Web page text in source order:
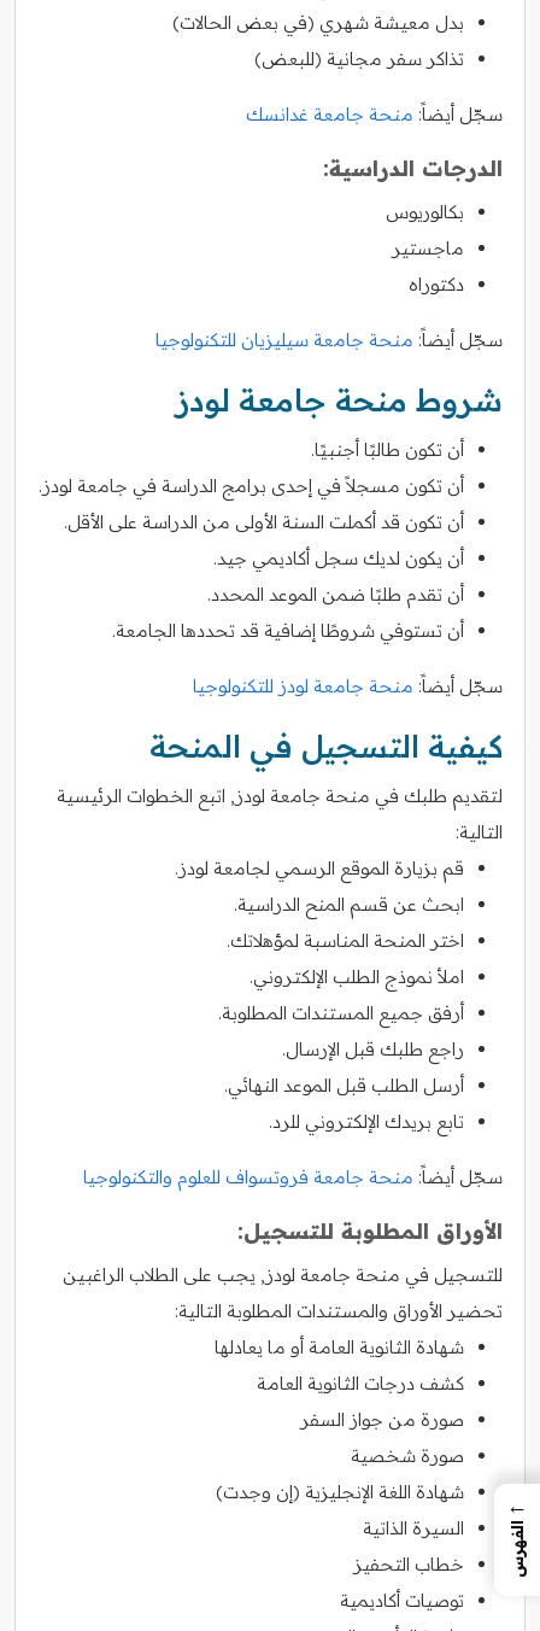
بدل معيشة شهري (في بعض الحالات)
تذاكر سفر مجانية (للبعض)
سجّل أيضاً: منحة جامعة غدانسك
الدرجات الدراسية:
بكالوريوس
ماجستير
دكتوراه
سجّل أيضاً: منحة جامعة سيليزيان للتكنولوجيا
شروط منحة جامعة لودز
أن تكون طالبًا أجنبيًا.
أن تكون مسجلاً في إحدى برامج الدراسة في جامعة لودز.
أن تكون قد أكملت السنة الأولى من الدراسة على الأقل.
أن يكون لديك سجل أكاديمي جيد.
أن تقدم طلبًا ضمن الموعد المحدد.
أن تستوفي شروطًا إضافية قد تحددها الجامعة.
سجّل أيضاً: منحة جامعة لودز للتكنولوجيا
كيفية التسجيل في المنحة
لتقديم طلبك في منحة جامعة لودز, اتبع الخطوات الرئيسية
التالية:
قم بزيارة الموقع الرسمي لجامعة لودز.
ابحث عن قسم المنح الدراسية.
اختر المنحة المناسبة لمؤهلاتك.
املأ نموذج الطلب الإلكتروني.
أرفق جميع المستندات المطلوبة.
راجع طلبك قبل الإرسال.
أرسل الطلب قبل الموعد النهائي.
تابع بريدك الإلكتروني للرد.
سجّل أيضاً: منحة جامعة فروتسواف للعلوم والتكنولوجيا
الأوراق المطلوبة للتسجيل:
للتسجيل في منحة جامعة لودز, يجب على الطلاب الراغبين
تحضير الأوراق والمستندات المطلوبة التالية:
شهادة الثانوية العامة أو ما يعادلها
كشف درجات الثانوية العامة
صورة من جواز السفر
صورة شخصية
شهادة اللغة الإنجليزية (إن وجدت)
السيرة الذاتية
خطاب التحفيز
توصيات أكاديمية
←
الفهرس